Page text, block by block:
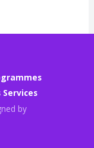
Services
by